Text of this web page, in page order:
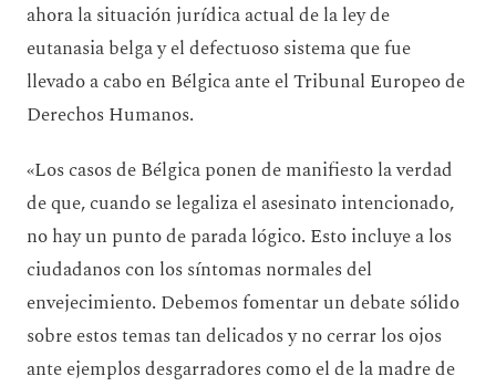
ahora la situación jurídica actual de la ley de
eutanasia belga y el defectuoso sistema que fue
llevado a cabo en Bélgica ante el Tribunal Europeo de
Derechos Humanos.
«Los casos de Bélgica ponen de manifiesto la verdad
de que, cuando se legaliza el asesinato intencionado,
no hay un punto de parada lógico. Esto incluye a los
ciudadanos con los síntomas normales del
envejecimiento. Debemos fomentar un debate sólido
sobre estos temas tan delicados y no cerrar los ojos
ante ejemplos desgarradores como el de la madre de